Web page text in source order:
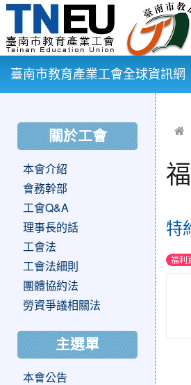
臺南市教育產業工會全球資訊網
特
福利
關於工會
本會介紹
會務幹部
工會Q&A
理事長的話
工會法
工會法細則
團體協約法
勞資爭議相關法
主選單
本會公告